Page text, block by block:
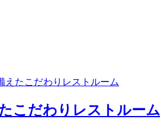
こだわりレストルーム